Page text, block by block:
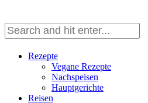
Rezepte
Vegane Rezepte
Nachspeisen
Hauptgerichte
Reisen